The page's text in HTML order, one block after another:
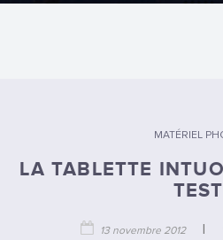
MATÉRIEL
LA TABLETTE
TEST
13 novembre 2012